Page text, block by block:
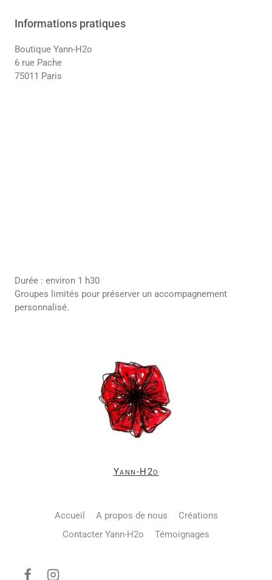
Informations pratiques
Boutique Yann-H2o
6 rue Pache
75011 Paris
Durée : environ 1 h30
Groupes limités pour préserver un accompagnement
personnalisé.
Yann-H2o
Accueil A propos de nous
Créations
Contacter Yann-H2o
Témoignages